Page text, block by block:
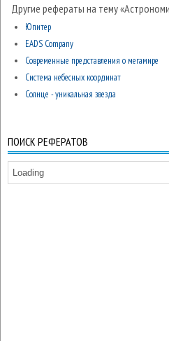
Другие рефераты на тему
Юпитер
EADS Company
Современные представления о мегамире
Система небесных координат
Солнце - уникальная звезда
ПОИСК РЕФЕРАТОВ
Loading